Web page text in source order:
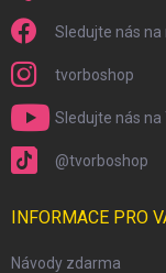
Sledujte nás na
tvorboshop
Sledujte nás na
@tvorboshop
INFORMACE PRO
Návody zdarma